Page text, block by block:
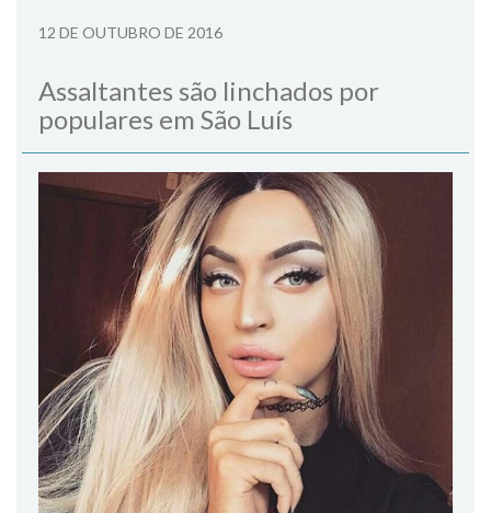
12 DE OUTUBRO DE 2016
Assaltantes são linchados por
populares em São Luís